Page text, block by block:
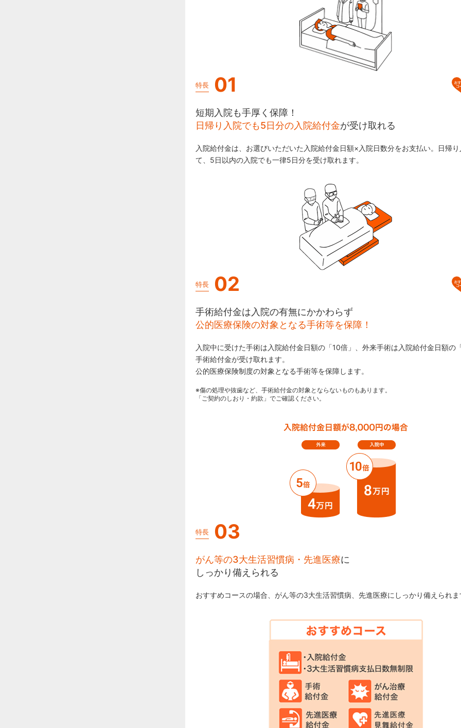
特長 01
短期入院も手厚く保障！
日帰り入院でも5日分の入院給付金が受け取れる
入院給付金は、お選びいただいた入院給付金日額×入院日数分をお支払い。日帰
て、5日以内の入院でも一律5日分を受け取れます。
特長 02
手術給付金は入院の有無にかかわらず
公的医療保険の対象となる手術等を保障！
入院中に受けた手術は入院給付金日額の「10倍」、外来手術は入院給付金日額の
手術給付金が受け取れます。
公的医療保険制度の対象となる手術等を保障します。
※傷の処理や抜歯など、手術給付金の対象とならないものもあります。
「ご契約のしおり・約款」でご確認ください。
特長 03
がん等の3大生活習慣病・先進医療に
しっかり備えられる
おすすめコースの場合、がん等の3大生活習慣病、先進医療にしっかり備えられ